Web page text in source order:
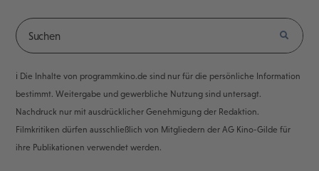
ℹ️ Die Inhalte von programmkino.de sind nur für die persönliche Information
bestimmt. Weitergabe und gewerbliche Nutzung sind untersagt.
Nachdruck nur mit ausdrücklicher Genehmigung der Redaktion.
Filmkritiken dürfen ausschließlich von Mitgliedern der AG Kino-Gilde für
ihre Publikationen verwendet werden.